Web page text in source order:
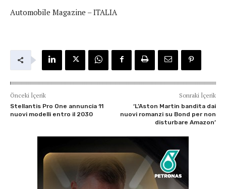
Automobile Magazine – ITALIA
Önceki İçerik
Stellantis Pro One annuncia 11
nuovi modelli entro il 2030
Sonraki İçerik
‘L’Aston Martin bandita dai
nuovi romanzi su Bond per non
disturbare Amazon’